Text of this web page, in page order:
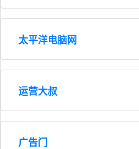
太平洋电脑网
运营大叔
广告门